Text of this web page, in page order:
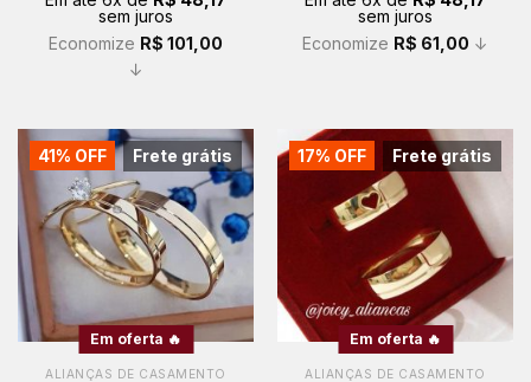
R$ 390,00.sem juros
Economize R$ 101,00
↓
R$ 350,00.sem juros
Economize R$ 61,00 ↓
Frete grátis
41% OFF
Em oferta 🔥
ALIANÇAS DE CASAMENTO
Frete grátis
17% OFF
Em oferta 🔥
ALIANÇAS DE CASAMENTO